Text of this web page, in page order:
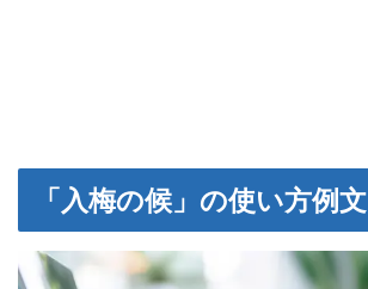
「入梅の候」の使い方例文